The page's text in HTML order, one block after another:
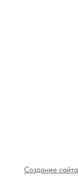
Создание сайта